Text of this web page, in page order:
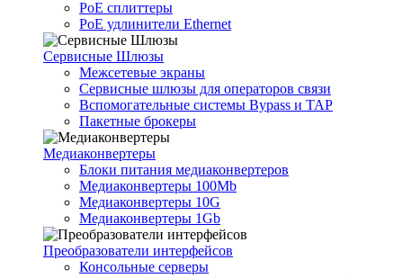
PoE сплиттеры
PoE удлинители Ethernet
Сервисные Шлюзы
Межсетевые экраны
Сервисные шлюзы для операторов связи
Вспомогательные системы Bypass и TAP
Пакетные брокеры
Медиаконвертеры
Блоки питания медиаконвертеров
Медиаконвертеры 100Mb
Медиаконвертеры 10G
Медиаконвертеры 1Gb
Преобразователи интерфейсов
Консольные серверы